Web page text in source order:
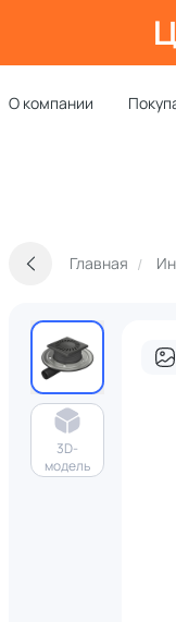
О компании
Главная
3D-
модель